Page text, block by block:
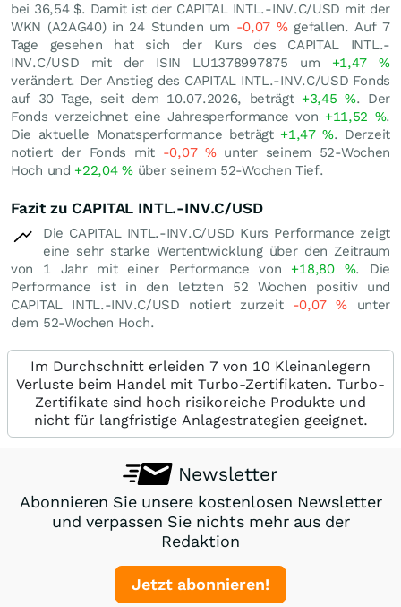
bei 36,54 $. Damit ist der CAPITAL INTL.-INV.C/USD mit der
WKN (A2AG40) in 24 Stunden um -0,07 %gefallen. Auf 7
Tage gesehen hat sich der Kurs des CAPITAL INTL.-
INV.C/USD mit der ISIN LU1378997875 um +1,47%
verändert. Der Anstieg des CAPITAL INTL.-INV.C/USD Fonds
auf 30 Tage, seit dem 10.07.2026, beträgt +3,45 %. Der
Fonds verzeichnet eine Jahresperformance von +11,52 %.
Die aktuelle Monatsperformance beträgt +1,47%. Derzeit
notiert der Fonds mit -0,07 %unter seinem 52-Wochen
Hoch und +22,04%über seinem 52-Wochen Tief.
Fazit zu CAPITAL INTL.-INV.C/USD
Die CAPITAL INTL.-INV.C/USD Kurs Performance zeigt
eine sehr starke Wertentwicklung über den Zeitraum
von 1 Jahr mit einer Performance von +18,80 %. Die
Performance ist in den letzten 52 Wochen positiv und
CAPITAL INTL.-INV.C/USD notiert zurzeit -0,07% unter
dem 52-Wochen Hoch.
Im Durchschnitt erleiden 7 von 10 Kleinanlegern
Verluste beim Handel mit Turbo-Zertifikaten. Turbo-
Zertifikate sind hoch risikoreiche Produkte und
nicht für langfristige Anlagestrategien geeignet.
Newsletter
Abonnieren Sie unsere kostenlosen Newsletter
und verpassen Sie nichts mehr aus der
Redaktion
Jetzt abonnieren!